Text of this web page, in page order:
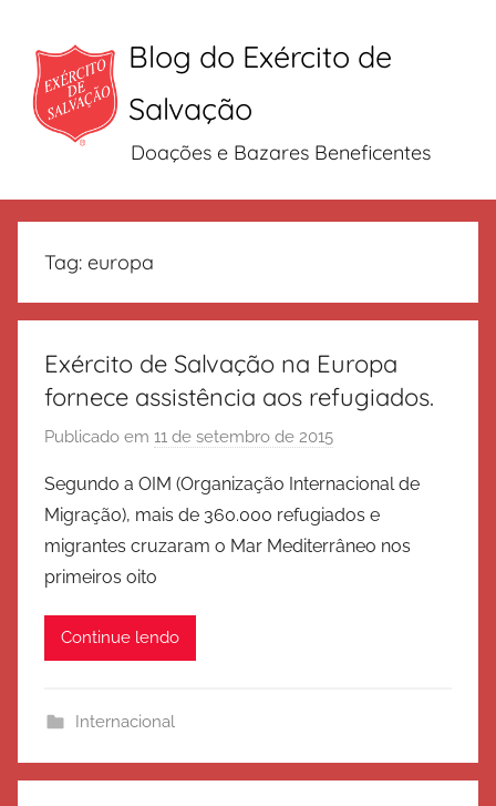
conteúdo
Blog do Exército de
Salvação
Doações e Bazares Beneficentes
Tag: europa
Exército de Salvação na Europa
fornece assistência aos refugiados.
Publicado em 11 de setembro de 2015
r
E
x
e
Segundo a OIM (Organização Internacional de
Migração), mais de 360.000 refugiados e
migrantes cruzaram o Mar Mediterrâneo nos
primeiros oito
Continue lendo
Internacional